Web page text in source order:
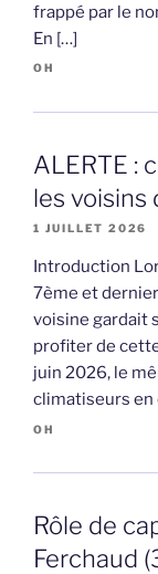
frappé par le
En […]
OH
ALERTE :
les voisins
1 JUILLET 2026
Introduction
7ème et
voisine gardait
profiter de
juin 2026, le
climatiseurs
OH
Rôle de
Ferchaud